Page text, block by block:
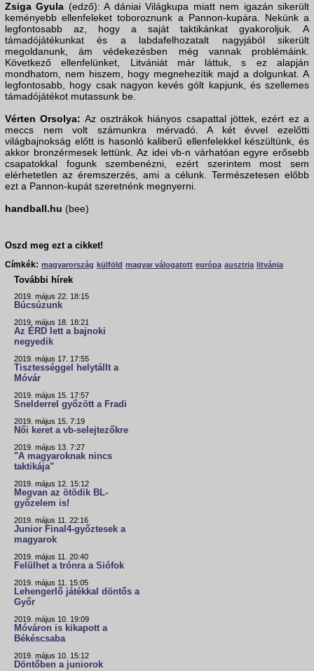
Zsiga Gyula (edző): A dániai Világkupa miatt nem igazán sikerült
keményebb ellenfeleket toboroznunk a Pannon-kupára. Nekünk a
legfontosabb az, hogy a saját taktikánkat gyakoroljuk. A
támadójátékunkat és a labdafelhozatalt nagyjából sikerült
megoldanunk, ám védekezésben még vannak problémáink.
Következő ellenfelünket, Litvániát már láttuk, s ez alapján
mondhatom, nem hiszem, hogy megnehezítik majd a dolgunkat. A
legfontosabb, hogy csak nagyon kevés gólt kapjunk, és szellemes
támadójátékot mutassunk be.
Vérten Orsolya: Az osztrákok hiányos csapattal jöttek, ezért ez a
meccs nem volt számunkra mérvadó. A két évvel ezelőtti
világbajnokság előtt is hasonló kaliberű ellenfelekkel készültünk, és
akkor bronzérmesek lettünk. Az idei vb-n várhatóan egyre erősebb
csapatokkal fogunk szembenézni, ezért szerintem most sem
elérhetetlen az éremszerzés, ami a célunk. Természetesen előbb
ezt a Pannon-kupát szeretnénk megnyerni.
handball.hu (bee)
Oszd meg ezt a cikket!
Címkék: magyarország külföld magyar válogatott európa ausztria litvánia
További hírek
2019. május 22. 18:15
Búcsúzunk
2019. május 18. 18:21
Az ÉRD lett a bajnoki
negyedik
2019. május 17. 17:55
Tisztességgel helytállt a
Móvár
2019. május 15. 17:57
Snelderrel győzött a Fradi
2019. május 15. 7:19
Női keret a vb-selejtezőkre
2019. május 13. 7:27
"A magyaroknak nincs
taktikája"
2019. május 12. 15:12
Megvan az ötödik BL-
győzelem is!
2019. május 11. 22:16
Junior Final4-győztesek a
magyarok
2019. május 11. 20:40
Felülhet a trónra a Siófok
2019. május 11. 15:05
Lehengerlő játékkal döntős a
Győr
2019. május 10. 19:09
Móváron is kikapott a
Békéscsaba
2019. május 10. 15:12
Döntőben a juniorok